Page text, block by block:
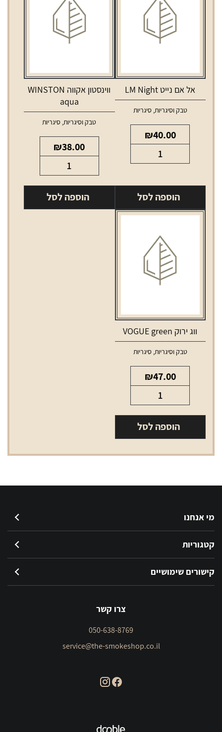
אל אם נייט LM Night
טבק וסיגריות,סיגריות
₪40.00
של
הוספה לסל
ווינסטון אקווה WINSTON
aqua
טבק וסיגריות, סיגריות
₪38.00
של
ווינסטון
אקווה
הוספה לסל
ווג ירוק VOGUE green
טבק וסיגריות,סיגריות
₪47.00
של
ווג
ירוק
הוספה לסל
מי אנחנו
קטגוריות
קישורים שימושיים
צרו קשר
050-638-8769
service@the-smokeshop.co.il